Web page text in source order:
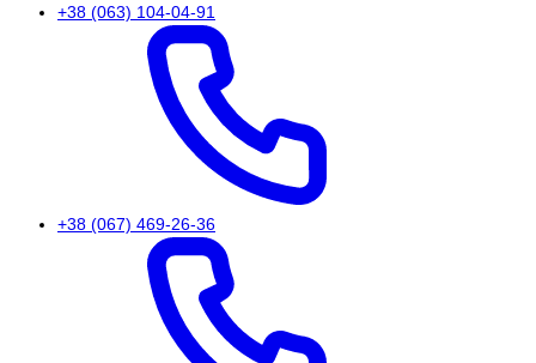
+38 (063) 104-04-91
+38 (067) 469-26-36